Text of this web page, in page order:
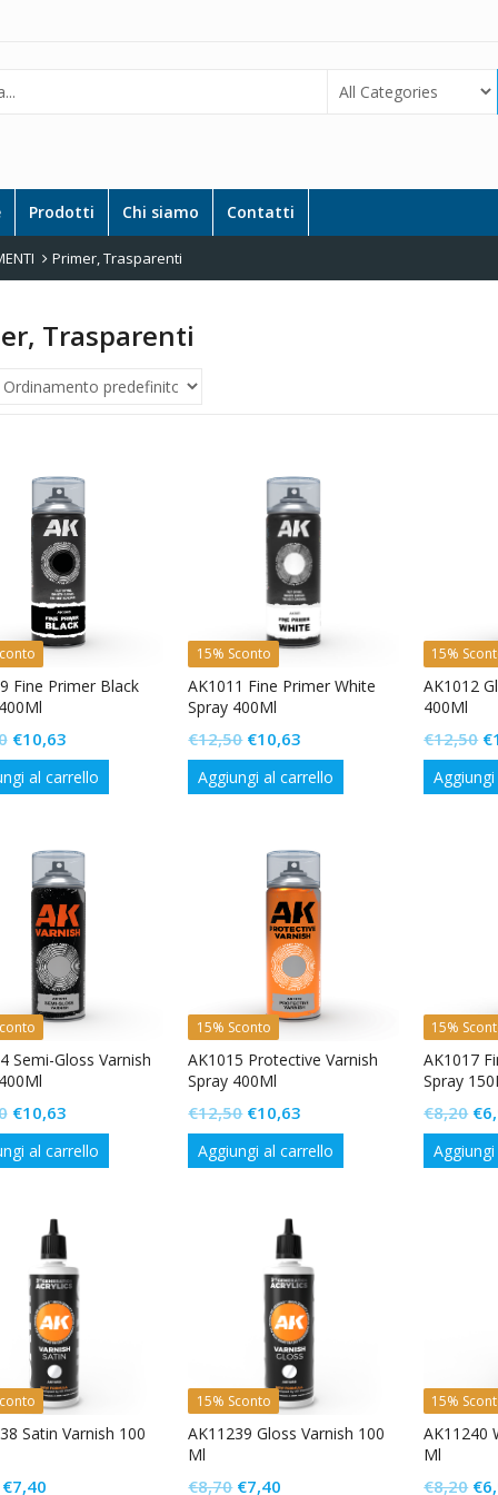
Prodotti Chi siamo Contatti
Primer, Trasparenti
Trasparenti
Fine Primer Black
Il
prezzo
originale
€12,50.
€10,63Il
prezzo
attuale
€10,63.
al carrello
15% Sconto
AK1011 Fine Primer White
Spray 400Ml
€12,50 Il
prezzo
originale
€12,50.
€10,63
prezzo
attuale
€10,63.
Aggiungi al carrello
15%
AK1012
400Ml
€12,50 Il
€
Semi-Gloss Varnish
Il
prezzo
originale
€12,50.
€10,63Il
prezzo
attuale
al carrello
15% Sconto
AK1015 Protective Varnish
Spray 400Ml
€12,50 Il
prezzo
originale
€12,50.
€10,63
prezzo
attuale
Aggiungi al carrello
15%
AK1017
Spray
€8,20 Il
€
Satin Varnish 100
Il
€7,40Il
15% Sconto
AK11239 Gloss Varnish 100
Ml
€8,70 Il
€7,40
15%
AK11240
Ml
€8,20 Il
€